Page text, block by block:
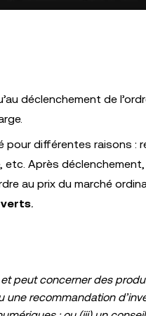
déclenchement de
pour différentes raisons :
Après
au prix du marché
.
peut concerner des
recommandation